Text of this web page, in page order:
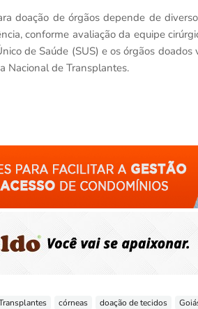
doação de órgãos depende de
conforme avaliação da equipe
de Saúde (SUS) e os órgãos
Nacional de Transplantes.
córneas doação de tecidos